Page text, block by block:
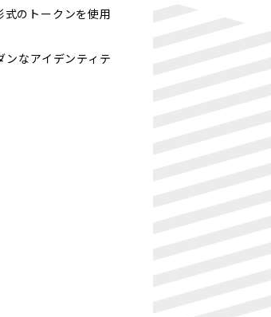
のトークンを使用
なアイデンティテ